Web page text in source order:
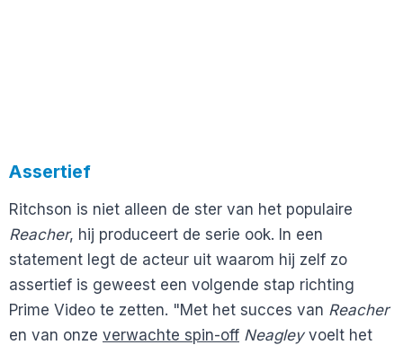
Assertief
Ritchson is niet alleen de ster van het populaire
Reacher, hij produceert de serie ook. In een
statement legt de acteur uit waarom hij zelf zo
assertief is geweest een volgende stap richting
Prime Video te zetten. "Met het succes van Reacher
en van onze verwachte spin-off Neagleyvoelt het